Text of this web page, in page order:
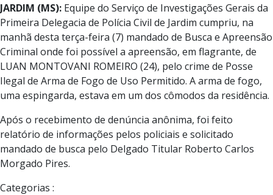
JARDIM (MS): Equipe do Serviço de Investigações Gerais da
Primeira Delegacia de Polícia Civil de Jardim cumpriu, na
manhã desta terça-feira (7) mandado de Busca e Apreensão
Criminal onde foi possível a apreensão, em flagrante, de
LUAN MONTOVANI ROMEIRO (24), pelo crime de Posse
Ilegal de Arma de Fogo de Uso Permitido. A arma de fogo,
uma espingarda, estava em um dos cômodos da residência.
Após o recebimento de denúncia anônima, foi feito
relatório de informações pelos policiais e solicitado
mandado de busca pelo Delgado Titular Roberto Carlos
Morgado Pires.
Categorias :